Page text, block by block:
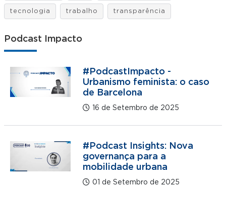
tecnologia trabalho transparência
Podcast Impacto
#PodcastImpacto -
Urbanismo feminista: o caso
de Barcelona
16 de Setembro de 2025
#Podcast Insights: Nova
governança para a
mobilidade urbana
01 de Setembro de 2025